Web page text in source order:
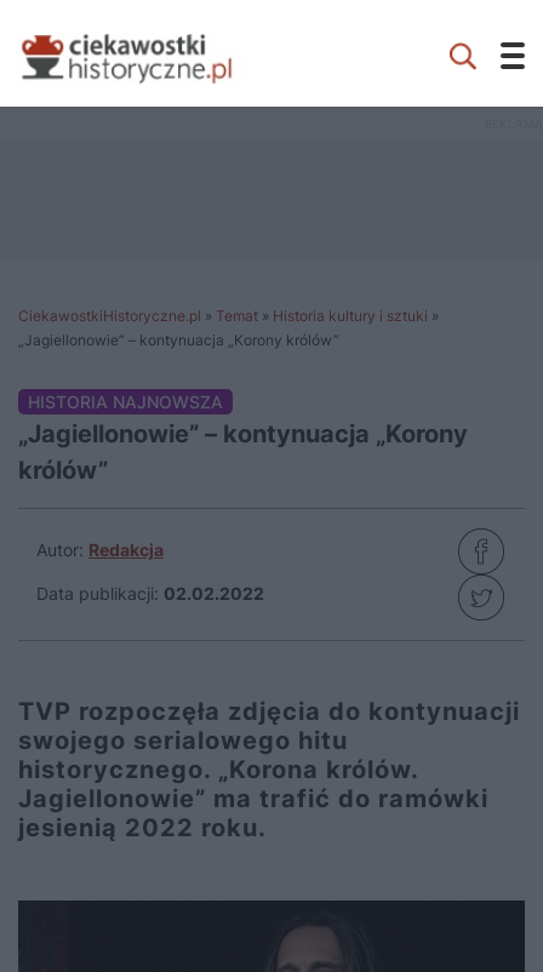
CiekawostkiHistoryczne.pl » Temat » Historia kultury i sztuki »
„Jagiellonowie” – kontynuacja „Korony królów”
HISTORIA NAJNOWSZA
„Jagiellonowie” – kontynuacja „Korony
królów”
Autor: Redakcja
Data publikacji: 02.02.2022
TVP rozpoczęła zdjęcia do kontynuacji
swojego serialowego hitu
historycznego. „Korona królów.
Jagiellonowie” ma trafić do ramówki
jesienią 2022 roku.